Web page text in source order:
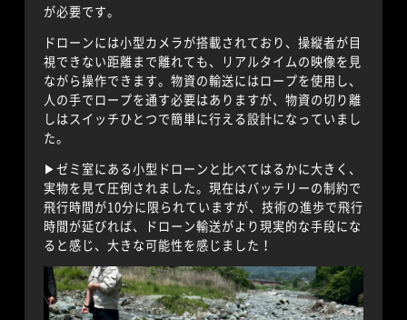
が必要です。
ドローンには小型カメラが搭載されており、操縦者が目
視できない距離まで離れても、リアルタイムの映像を見
ながら操作できます。物資の輸送にはロープを使用し、
人の手でロープを通す必要はありますが、物資の切り離
しはスイッチひとつで簡単に行える設計になっていまし
た。
▶︎ゼミ室にある小型ドローンと比べてはるかに大きく、
実物を見て圧倒されました。現在はバッテリーの制約で
飛行時間が10分に限られていますが、技術の進歩で飛行
時間が延びれば、ドローン輸送がより現実的な手段にな
ると感じ、大きな可能性を感じました！